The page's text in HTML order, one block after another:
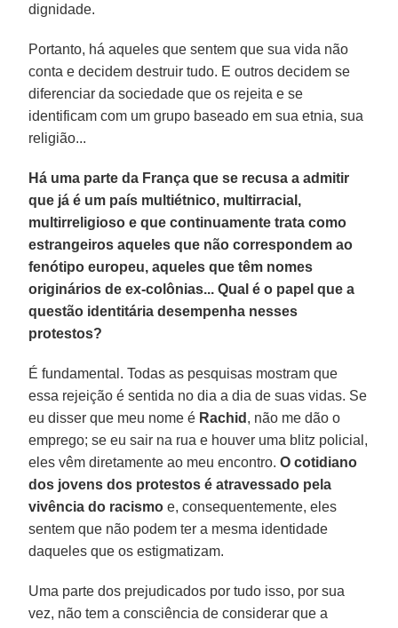
dignidade.
Portanto, há aqueles que sentem que sua vida não
conta e decidem destruir tudo. E outros decidem se
diferenciar da sociedade que os rejeita e se
identificam com um grupo baseado em sua etnia, sua
religião...
Há uma parte da França que se recusa a admitir
que já é um país multiétnico, multirracial,
multirreligioso e que continuamente trata como
estrangeiros aqueles que não correspondem ao
fenótipo europeu, aqueles que têm nomes
originários de ex-colônias... Qual é o papel que a
questão identitária desempenha nesses
protestos?
É fundamental. Todas as pesquisas mostram que
essa rejeição é sentida no dia a dia de suas vidas. Se
eu disser que meu nome é Rachid , não me dão o
emprego; se eu sair na rua e houver uma blitz policial,
eles vêm diretamente ao meu encontro.O cotidiano
dos jovens dos protestos é atravessado pela
vivência do racismo e, consequentemente, eles
sentem que não podem ter a mesma identidade
daqueles que os estigmatizam.
Uma parte dos prejudicados por tudo isso, por sua
vez, não tem a consciência de considerar que a